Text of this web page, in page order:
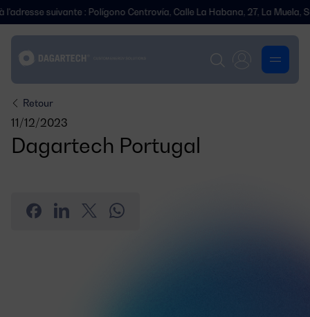
suivante : Polígono Centrovía, Calle La Habana, 27, La Muela,
Retour
11/12/2023
Dagartech Portugal